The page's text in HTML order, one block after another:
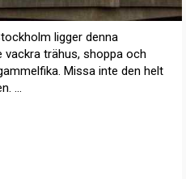
ligger denna
vackra trähus, shoppa och
Missa inte den helt
...